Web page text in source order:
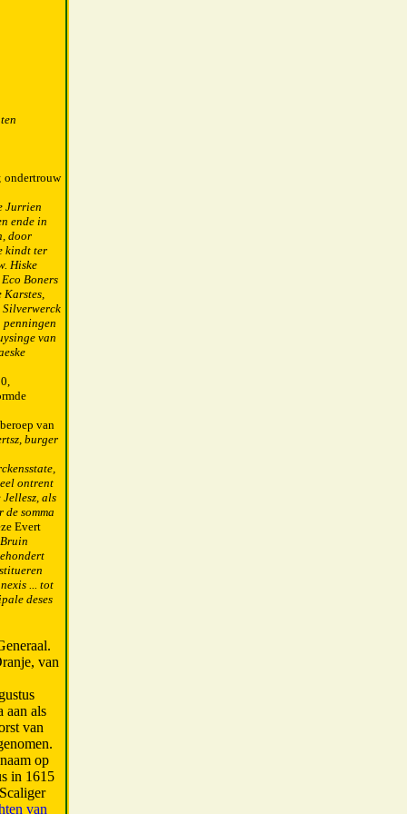
ondertrouw
Jurrien
ende in
door
kindt ter
Hiske
Boners
Silverwerck
penningen
van
van
burger
ontrent
als
de somma
Evert
... tot
deses
van
aan als
van
op
in 1615
van